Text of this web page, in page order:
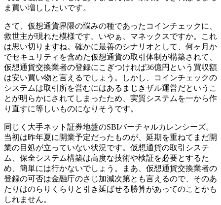
ま買い増ししたいです。
さて、仮想通貨界隈の悩みの種であったコインチェックに、
救世主が現れた模様です。いやぁ、マネックスですか。これ
は思い切りますね。確かに最善のシナリオとして、何ヶ月か
でセキュリティを含めた仮想通貨の取引体制が構築されて、
仮想通貨交換業者の登録にこぎつければ36億円という買収額
は安い買い物と言えるでしょう。しかし、コインチェックの
システムは取引所を営むにはあるまじきザル運営だというこ
とが明らかにされてしまったため、実質システムを一から作
り直すに等しいものになりそうです。
同じく大手ネット証券地盤のSBIバーチャルカレンシーズ。
当初は昨年夏に開業予定だったものが、延期を重ねてまだ開
業の目処が立っていない状況です。仮想通貨の取引システ
ム、保全システム構築は高度な技術や検証を必要とするた
め、簡単には行かないでしょう。まあ、仮想通貨交換業者の
登録の可否は金融庁のさじ加減次第とも言えるので、そのあ
たりはのらりくらりと引き延ばせる勝算があってのことかも
しれません。